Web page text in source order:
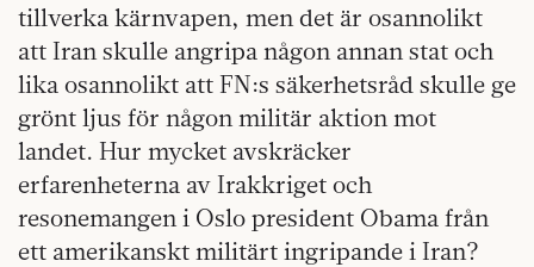
tillverka kärnvapen, men det är osannolikt
att Iran skulle angripa någon annan stat och
lika osannolikt att FN:s säkerhetsråd skulle ge
grönt ljus för någon militär aktion mot
landet. Hur mycket avskräcker
erfarenheterna av Irakkriget och
resonemangen i Oslo president Obama från
ett amerikanskt militärt ingripande i Iran?